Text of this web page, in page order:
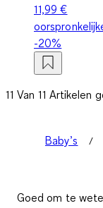
11,99 €
-20%
11 Van 11 Artikelen
Baby’s
Goed om te